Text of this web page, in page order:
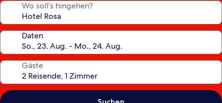
Wo soll’s hingehen?
Daten
Gäste